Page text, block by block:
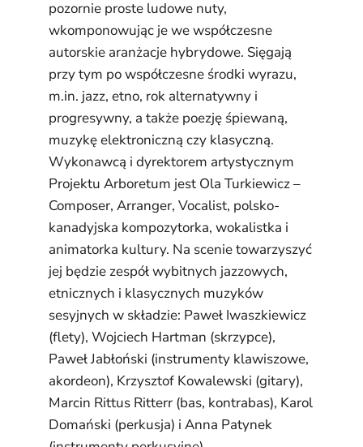
pozornie proste ludowe nuty,
wkomponowując je we współczesne
autorskie aranżacje hybrydowe. Sięgają
przy tym po współczesne środki wyrazu,
m.in. jazz, etno, rok alternatywny i
progresywny, a także poezję śpiewaną,
muzykę elektroniczną czy klasyczną.
Wykonawcą i dyrektorem artystycznym
Projektu Arboretum jest Ola Turkiewicz –
Composer, Arranger, Vocalist, polsko-
kanadyjska kompozytorka, wokalistka i
animatorka kultury. Na scenie towarzyszyć
jej będzie zespół wybitnych jazzowych,
etnicznych i klasycznych muzyków
sesyjnych w składzie: Paweł Iwaszkiewicz
(flety), Wojciech Hartman (skrzypce),
Paweł Jabłoński (instrumenty klawiszowe,
akordeon), Krzysztof Kowalewski (gitary),
Marcin Rittus Ritterr (bas, kontrabas), Karol
Domański (perkusja) i Anna Patynek